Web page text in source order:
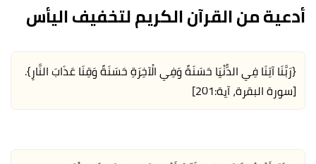
أدعية من القرآن الكريم لتخفيف اليأس
{رَبَّنَا آتِنَا فِي الدُّنْيَا حَسَنَةً وَفِي الْآخِرَةِ حَسَنَةً وَقِنَا عَذَابَ النَّارِ}.
[سورة البقرة، آية:201]